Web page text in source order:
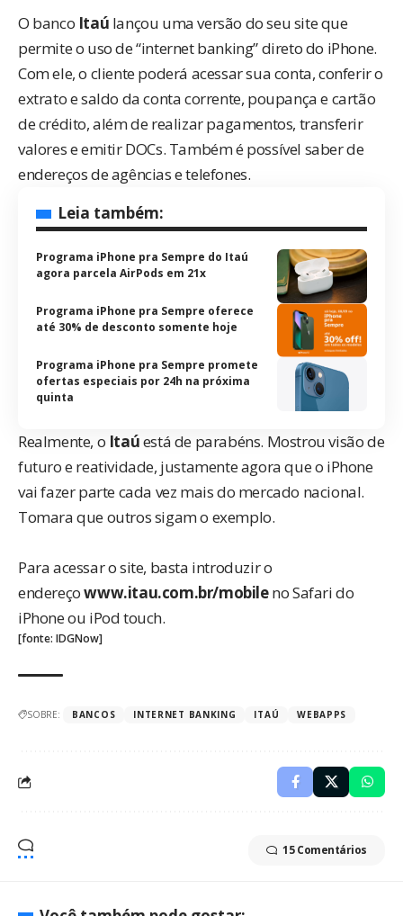
O banco Itaú lançou uma versão do seu site que
permite o uso de “internet banking” direto do iPhone.
Com ele, o cliente poderá acessar sua conta, conferir o
extrato e saldo da conta corrente, poupança e cartão
de crédito, além de realizar pagamentos, transferir
valores e emitir DOCs. Também é possível saber de
endereços de agências e telefones.
Leia também:
Programa iPhone pra Sempre do Itaú
agora parcela AirPods em 21x
Programa iPhone pra Sempre oferece
até 30% de desconto somente hoje
Programa iPhone pra Sempre promete
ofertas especiais por 24h na próxima
quinta
Realmente, o Itaúestá de parabéns. Mostrou visão de
futuro e reatividade, justamenteagoraque o iPhone
vai fazer parte cada vez mais do mercado nacional.
Tomara que outros sigam o exemplo.
Para acessar o site, basta introduzir o
endereçowww.itau.com.br/mobileno Safari do
iPhone ou iPod touch.
[fonte: IDGNow]
SOBRE: BANCOS INTERNET BANKING ITAÚ WEBAPPS
15 Comentários